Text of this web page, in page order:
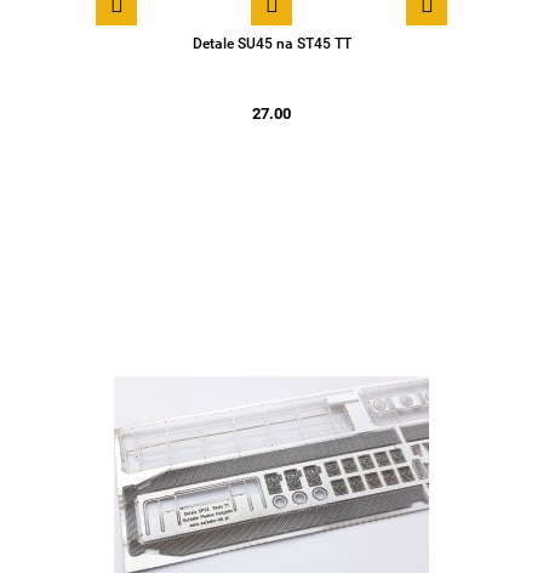
Detale SU45 na ST45 TT
27.00